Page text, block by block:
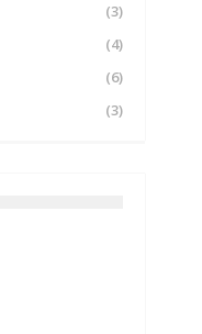
(3)
(4)
(6)
(3)